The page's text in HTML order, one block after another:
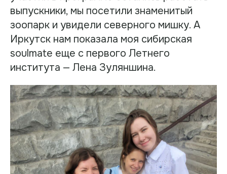
выпускники, мы посетили знаменитый
зоопарк и увидели северного мишку. А
Иркутск нам показала моя сибирская
soulmate еще с первого Летнего
института — Лена Зуляншина.